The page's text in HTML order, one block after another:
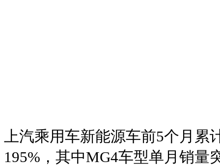
上汽乘用车新能源车前5个月累
195%，其中MG4车型单月销量